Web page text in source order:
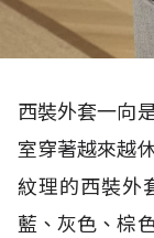
西裝外套一向
室穿著越來越
紋理的西裝外
藍、灰色、棕